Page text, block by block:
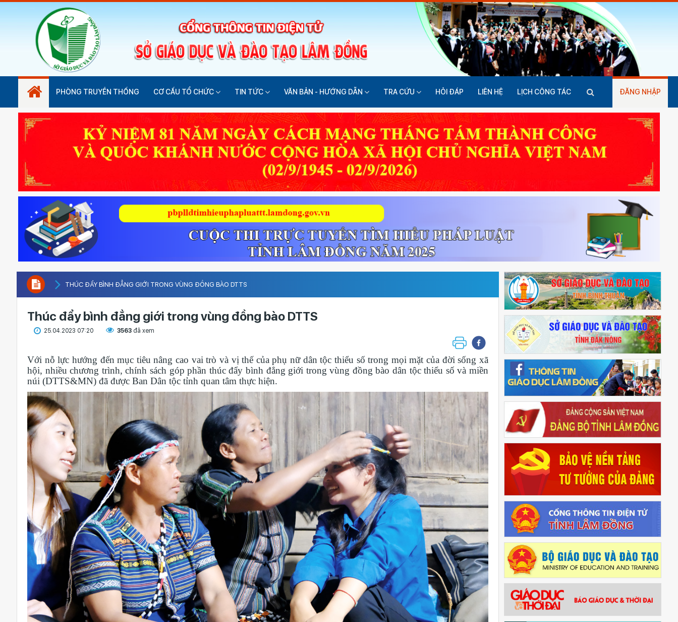
PHÒNG TRUYỀN THỐNG CƠ CẤU TỔ CHỨC TIN TỨC VĂN BẢN - HƯỚNG DẪN TRA CỨU HỎI ĐÁP LIÊN HỆ LỊCH CÔNG TÁC ĐĂNG NHẬP
THÚC ĐẨY BÌNH ĐẲNG GIỚI TRONG VÙNG ĐỒNG BÀO DTTS
Thúc đẩy bình đẳng giới trong vùng đồng bào DTTS
25.04.2023 07:20 3563 đã xem
Với nỗ lực hướng đến mục tiêu nâng cao vai trò và vị thế của phụ nữ dân tộc thiểu số trong mọi mặt của đời sống xã
hội, nhiều chương trình, chính sách góp phần thúc đẩy bình đẳng giới trong vùng đồng bào dân tộc thiểu số và miền
núi (DTTS&MN) đã được Ban Dân tộc tỉnh quan tâm thực hiện.